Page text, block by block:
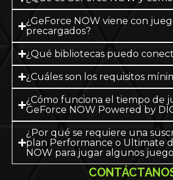
¿GeForce NOW viene con
precargados?
¿Qué bibliotecas puedo
¿Cuáles son los requisitos
Requisitos de internet:
Velocidad mínima:15 Mbps
resolución de 720p a 60 FPS.
Velocidad recomendada:
una resolución de 1080p a 60
Requisitos mínimos por
¿Cómo funciona el tiempo de
GeForce NOW Powered by
¿Por qué se requiere una
plan Performance o Ultimate
NOW para jugar algunos